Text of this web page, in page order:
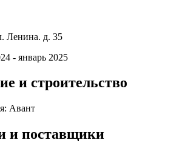
Ленина. д. 35
- январь 2025
и строительство
Авант
и поставщики